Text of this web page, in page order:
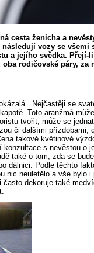
cesta ženicha a
vozy se všemi
a jejího svědka. Přejí-
rodičovské páry, za
. Nejčastěji se
Toto aranžmá
tvořit, může se
či dalšími přízdobami,
takové květinové
s nevěstou o
také o tom, zda se
dálnici. Podle těchto
nic neuletělo a vše bylo i
dekoruje také